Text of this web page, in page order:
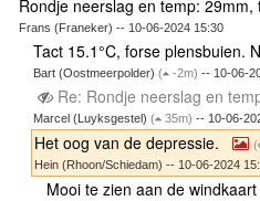
Rondje neerslag en temp: 29mm,
Frans (Franeker) -- 10-06-2024 15:30
Tact 15.1°C, forse plensbuien.
Bart (Oostmeerpolder) ( -2m) -- 10-06-
Re: Rondje neerslag en
Marcel (Luyksgestel) ( 35m) -- 10-06-
Het oog van de depressie. (
Hein (Rhoon/Schiedam) -- 10-06-2024
Mooi te zien aan de